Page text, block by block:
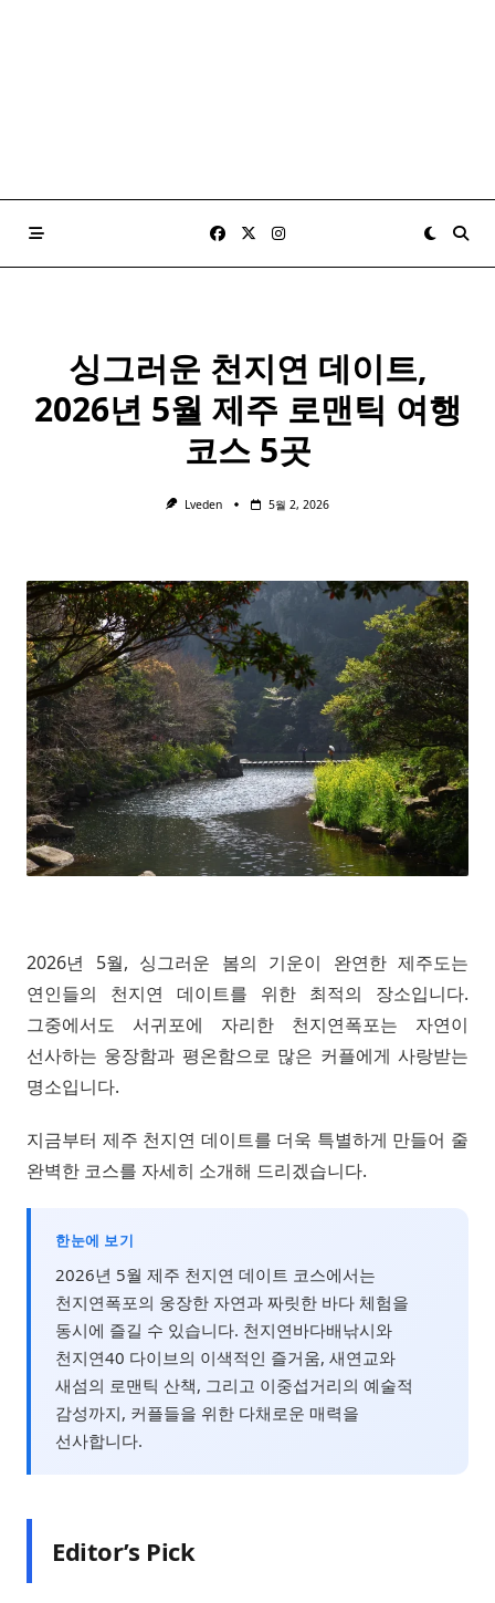
싱그러운 천지연 데이트,
2026년 5월 제주 로맨틱 여행
코스 5곳
Lveden 5월 2, 2026
2026년 5월, 싱그러운 봄의 기운이 완연한 제주도는
연인들의 천지연 데이트를 위한 최적의 장소입니다.
그중에서도 서귀포에 자리한 천지연폭포는 자연이
선사하는 웅장함과 평온함으로 많은 커플에게 사랑받는
명소입니다.
지금부터 제주 천지연 데이트를 더욱 특별하게 만들어 줄
완벽한 코스를 자세히 소개해 드리겠습니다.
한눈에 보기
2026년 5월 제주 천지연 데이트 코스에서는
천지연폭포의 웅장한 자연과 짜릿한 바다 체험을
동시에 즐길 수 있습니다. 천지연바다배낚시와
천지연40 다이브의 이색적인 즐거움, 새연교와
새섬의 로맨틱 산책, 그리고 이중섭거리의 예술적
감성까지, 커플들을 위한 다채로운 매력을
선사합니다.
Editor’s Pick